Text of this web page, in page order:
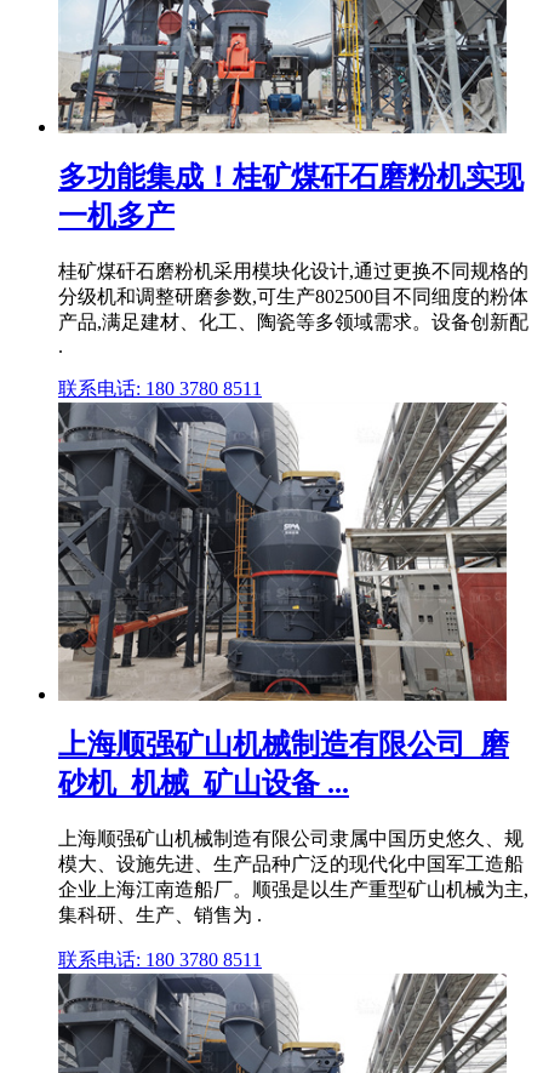
多功能集成！桂矿煤矸石磨粉机实现
一机多产
桂矿煤矸石磨粉机采用模块化设计,通过更换不同规格的
分级机和调整研磨参数,可生产802500目不同细度的粉体
产品,满足建材、化工、陶瓷等多领域需求。设备创新配
.
联系电话: 180 3780 8511
上海顺强矿山机械制造有限公司_磨
砂机_机械_矿山设备 ...
上海顺强矿山机械制造有限公司隶属中国历史悠久、规
模大、设施先进、生产品种广泛的现代化中国军工造船
企业上海江南造船厂。顺强是以生产重型矿山机械为主,
集科研、生产、销售为 .
联系电话: 180 3780 8511